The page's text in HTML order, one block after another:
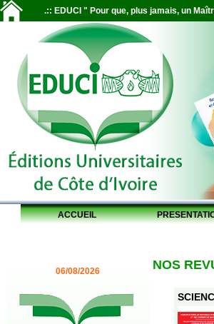
.:: EDUCI " Pour que, plus jamais, un
ACCUEIL
06/08/2026 NOS